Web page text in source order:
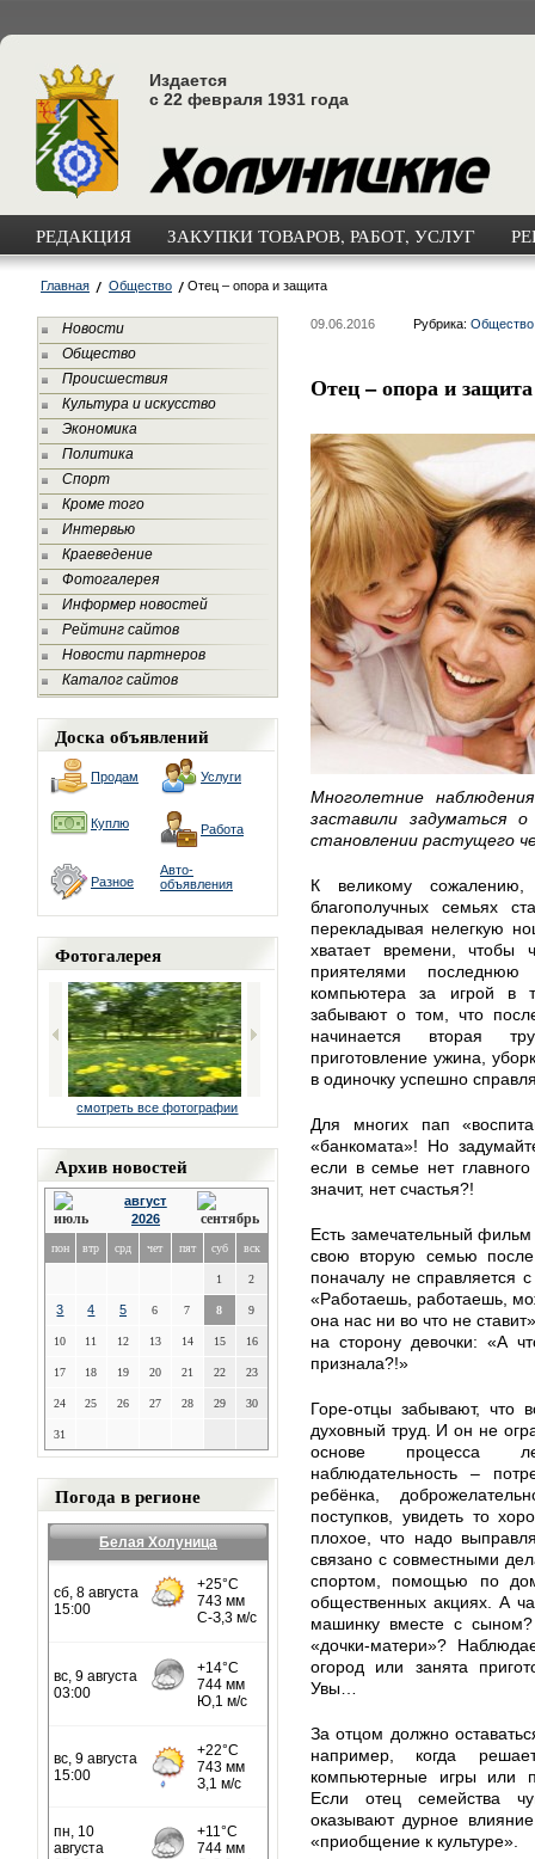
Издается
с 22 февраля 1931 года
РЕДАКЦИЯ ЗАКУПКИ ТОВАРОВ, РАБОТ, УСЛУГ
Главная Общество Отец – опора и защита
Новости
Общество
Происшествия
Культура и искусство
Экономика
Политика
Спорт
Кроме того
Интервью
Краеведение
Фотогалерея
Информер новостей
Рейтинг сайтов
Новости партнеров
Каталог сайтов
Доска объявлений
Продам Услуги
Куплю Работа
Разное
Авто-
объявления
Фотогалерея
смотреть все фотографии
Архив новостей
август
2026
пон втр срд чет пят суб вск
1 2
3 4 5 6 7 8 9
10 11 12 13 14 15 16
17 18 19 20 21 22 23
24 25 26 27 28 29 30
31
Погода в регионе
Белая Холуница
09.06.2016 Рубрика: Общество
Отец – опора и защита
Многолетние
заставили задуматься
становлении растущего
К великому
благополучных семьях
перекладывая нелегкую
хватает времени, чтобы
приятелями
компьютера за игрой в
забывают о том, что
начинается вторая
приготовление ужина,
в одиночку успешно
Для многих пап
«банкомата»! Но
если в семье нет
значит, нет счастья?!
Есть замечательный
свою вторую семью
поначалу не справляется
«Работаешь, работаешь,
она нас ни во что не
на сторону девочки: «А
признала?!»
Горе-отцы забывают, что
духовный труд. И он не
основе процесса
наблюдательность –
ребёнка,
поступков, увидеть то
плохое, что надо
связано с совместными
спортом, помощью по
общественных акциях. А
машинку вместе с
«дочки-матери»?
огород или занята
Увы…
За отцом должно
например, когда
компьютерные игры или
Если отец семейства
оказывают дурное
«приобщение к культуре».